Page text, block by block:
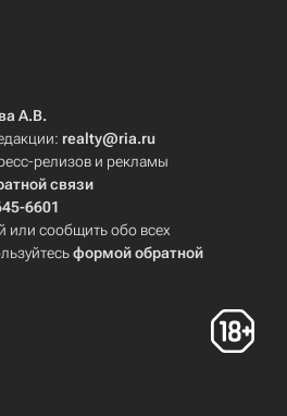
А.В.
realty@ria.ru
релизов и рекламы
связи
6601
или сообщить обо всех
формой обратной